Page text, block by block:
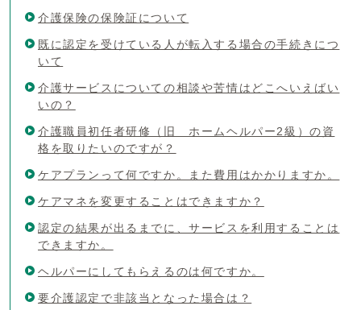
介護保険の保険証について
既に認定を受けている人が転入する場合の手続きにつ
いて
介護サービスについての相談や苦情はどこへいえばい
いの？
介護職員初任者研修（旧 ホームヘルパー2級）の資
格を取りたいのですが？
ケアプランって何ですか。また費用はかかりますか。
ケアマネを変更することはできますか？
認定の結果が出るまでに、サービスを利用することは
できますか。
ヘルパーにしてもらえるのは何ですか。
要介護認定で非該当となった場合は？